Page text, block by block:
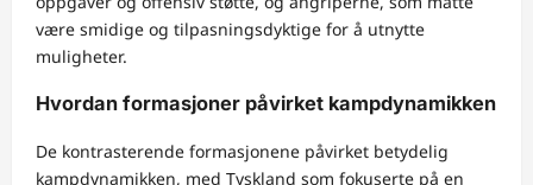
være smidige og tilpasningsdyktige for å utnytte
muligheter.
Hvordan formasjoner påvirket kampdynamikken
De kontrasterende formasjonene påvirket betydelig
kampdynamikken, med Tyskland som fokuserte på en